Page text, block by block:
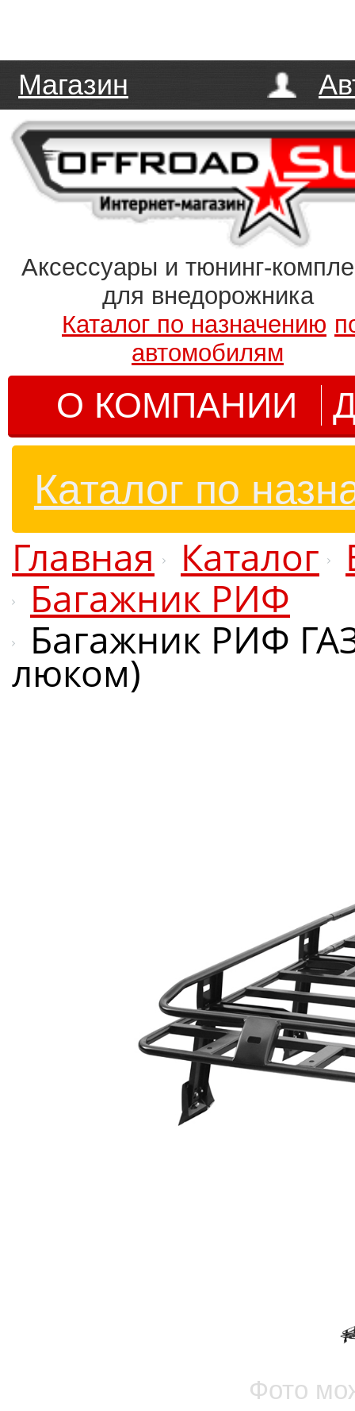
Магазин
Аксессуары и тюнинг-
для внедорожника
Каталог по назначению
автомобилям
О КОМПАНИИ
Каталог по
Главная Каталог
Багажник РИФ
Багажник РИФ
люком)
Фото